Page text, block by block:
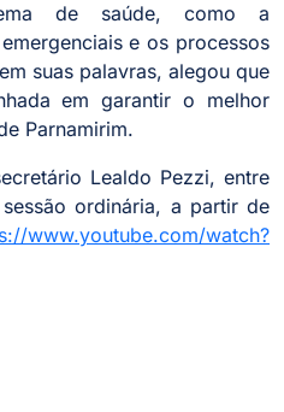
de saúde, como a
e os processos
suas palavras, alegou que
em garantir o melhor
Parnamirim.
Lealdo Pezzi, entre
ordinária, a partir de
www.youtube.com/watch?